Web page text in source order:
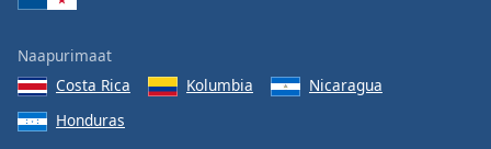
Naapurimaat
Costa Rica
Kolumbia
Nicaragua
Honduras